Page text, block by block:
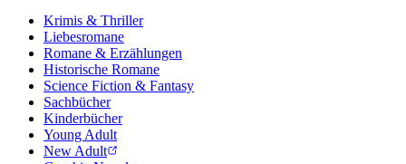
Krimis & Thriller
Liebesromane
Romane & Erzählungen
Historische Romane
Science Fiction & Fantasy
Sachbücher
Kinderbücher
Young Adult
New Adult